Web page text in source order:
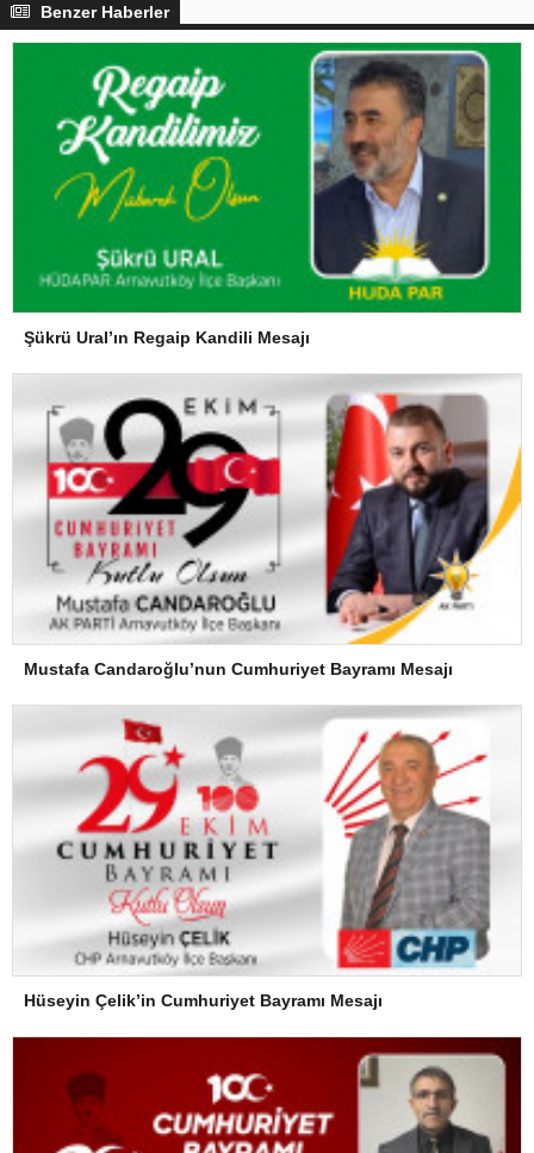
Benzer Haberler
Şükrü Ural’ın Regaip Kandili Mesajı
Mustafa Candaroğlu’nun Cumhuriyet Bayramı Mesajı
Hüseyin Çelik’in Cumhuriyet Bayramı Mesajı